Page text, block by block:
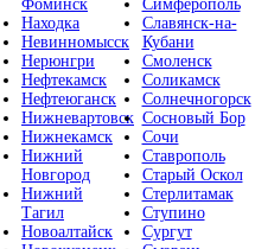
Фоминск
Находка
Невинномысск
Нерюнгри
Нефтекамск
Нефтеюганск
Нижневартовск
Нижнекамск
Нижний
Новгород
Нижний
Тагил
Новоалтайск
Симферополь
Славянск-на-
Кубани
Смоленск
Соликамск
Солнечногорск
Сосновый Бор
Сочи
Ставрополь
Старый Оскол
Стерлитамак
Ступино
Сургут